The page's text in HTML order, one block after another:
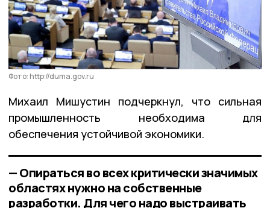
Фото: http://duma.gov.ru
Михаил Мишустин подчеркнул, что сильная
промышленность необходима для
обеспечения устойчивой экономики.
— Опираться во всех критически значимых
областях нужно на собственные
разработки. Для чего надо выстраивать